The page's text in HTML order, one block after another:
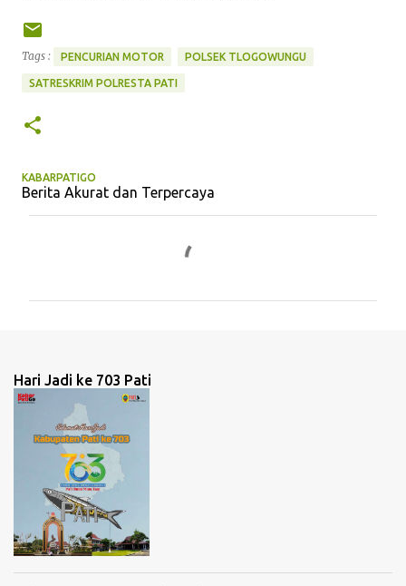
Tags : PENCURIAN MOTOR POLSEK TLOGOWUNGU
SATRESKRIM POLRESTA PATI
KABARPATIGO
Berita Akurat dan Terpercaya
a
Hari Jadi ke 703 Pati